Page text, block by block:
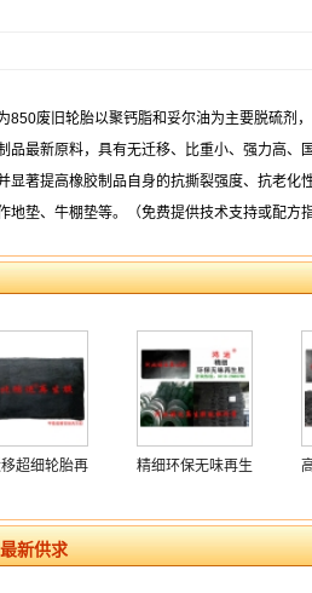
850废旧轮胎以聚钙脂和妥尔油为主要脱硫剂
品最新原料，具有无迁移、比重小、强力高
显著提高橡胶制品自身的抗撕裂强度、抗老
地垫、牛棚垫等。（免费提供技术支持或配方
超细轮胎再
精细环保无味再生
新供求